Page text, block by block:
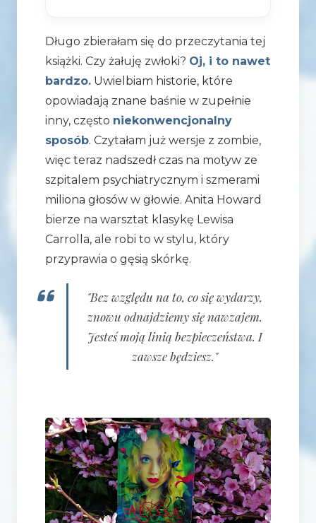
Długo zbierałam się do przeczytania tej
książki. Czy żałuję zwłoki? Oj, i to nawet
bardzo.Uwielbiam historie, które
opowiadają znane baśnie w zupełnie
inny, często niekonwencjonalny
sposób. Czytałam już wersje z zombie,
więc teraz nadszedł czas na motyw ze
szpitalem psychiatrycznym i szmerami
miliona głosów w głowie. Anita Howard
bierze na warsztat klasykę Lewisa
Carrolla, ale robi to w stylu, który
przyprawia o gęsią skórkę.
"Bez względu na to, co się wydarzy,
znowu odnajdziemy się nawzajem.
Jesteś moją linią bezpieczeństwa. I
zawsze będziesz."